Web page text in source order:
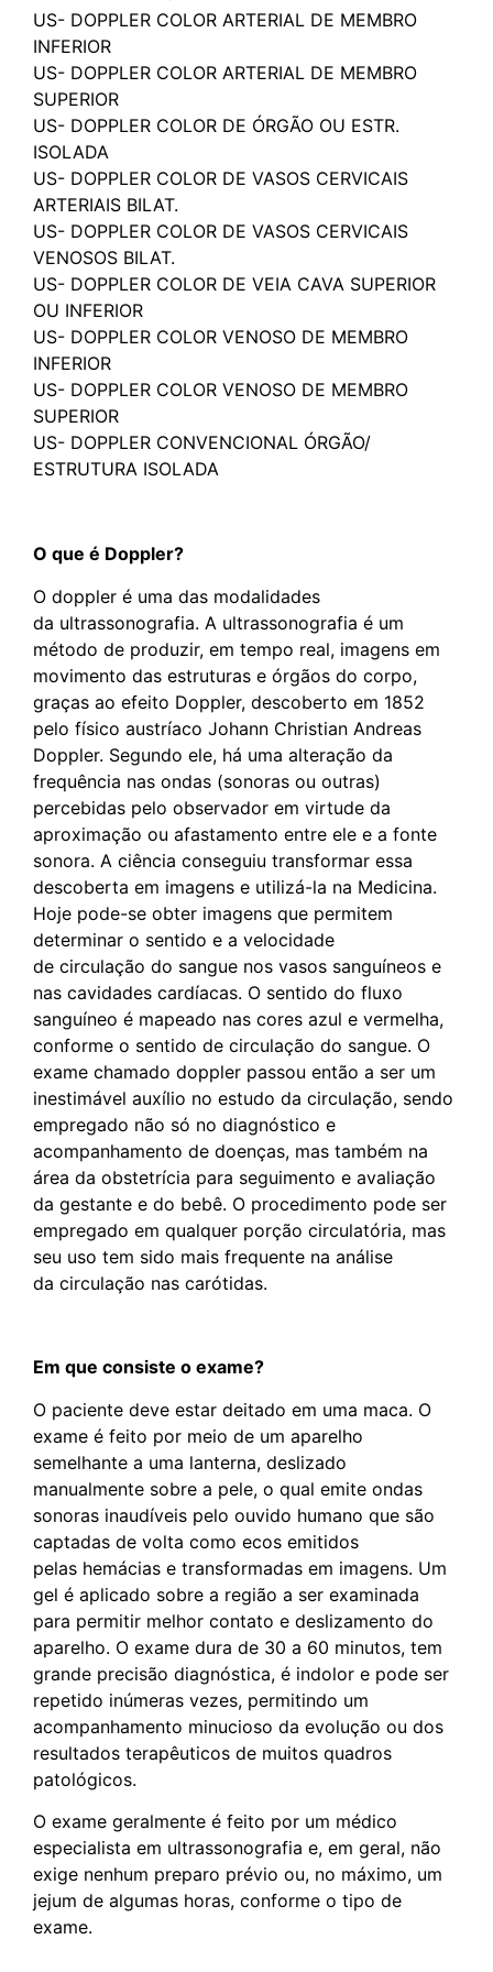
US- DOPPLER COLOR ARTERIAL DE MEMBRO
INFERIOR
US- DOPPLER COLOR ARTERIAL DE MEMBRO
SUPERIOR
US- DOPPLER COLOR DE ÓRGÃO OU ESTR.
ISOLADA
US- DOPPLER COLOR DE VASOS CERVICAIS
ARTERIAIS BILAT.
US- DOPPLER COLOR DE VASOS CERVICAIS
VENOSOS BILAT.
US- DOPPLER COLOR DE VEIA CAVA SUPERIOR
OU INFERIOR
US- DOPPLER COLOR VENOSO DE MEMBRO
INFERIOR
US- DOPPLER COLOR VENOSO DE MEMBRO
SUPERIOR
US- DOPPLER CONVENCIONAL ÓRGÃO/
ESTRUTURA ISOLADA
O que é Doppler?
O doppler é uma das modalidades
da ultrassonografia. A ultrassonografia é um
método de produzir, em tempo real, imagens em
movimento das estruturas e órgãos do corpo,
graças ao efeito Doppler, descoberto em 1852
pelo físico austríaco Johann Christian Andreas
Doppler. Segundo ele, há uma alteração da
frequência nas ondas (sonoras ou outras)
percebidas pelo observador em virtude da
aproximação ou afastamento entre ele e a fonte
sonora. A ciência conseguiu transformar essa
descoberta em imagens e utilizá-la na Medicina.
Hoje pode-se obter imagens que permitem
determinar o sentido e a velocidade
de circulação do sangue nos vasos sanguíneos e
nas cavidades cardíacas. O sentido do fluxo
sanguíneo é mapeado nas cores azul e vermelha,
conforme o sentido de circulação do sangue. O
exame chamado doppler passou então a ser um
inestimável auxílio no estudo da circulação, sendo
empregado não só no diagnóstico e
acompanhamento de doenças, mas também na
área da obstetrícia para seguimento e avaliação
da gestante e do bebê. O procedimento pode ser
empregado em qualquer porção circulatória, mas
seu uso tem sido mais frequente na análise
da circulação nas carótidas.
Em que consiste o exame?
O paciente deve estar deitado em uma maca. O
exame é feito por meio de um aparelho
semelhante a uma lanterna, deslizado
manualmente sobre a pele, o qual emite ondas
sonoras inaudíveis pelo ouvido humano que são
captadas de volta como ecos emitidos
pelas hemácias e transformadas em imagens. Um
gel é aplicado sobre a região a ser examinada
para permitir melhor contato e deslizamento do
aparelho. O exame dura de 30 a 60 minutos, tem
grande precisão diagnóstica, é indolor e pode ser
repetido inúmeras vezes, permitindo um
acompanhamento minucioso da evolução ou dos
resultados terapêuticos de muitos quadros
patológicos.
O exame geralmente é feito por um médico
especialista em ultrassonografia e, em geral, não
exige nenhum preparo prévio ou, no máximo, um
jejum de algumas horas, conforme o tipo de
exame.